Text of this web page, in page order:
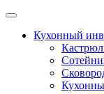
Skip
contentКухонный